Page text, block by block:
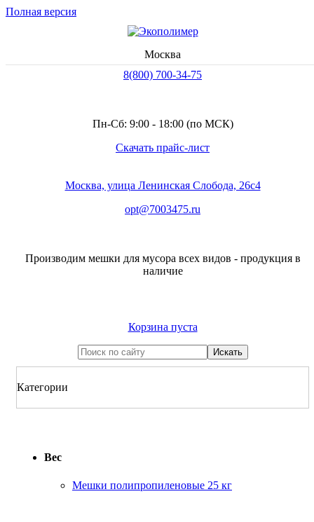
Полная версия
Заказать звонок
8(800) 700-34-75
Пн-Сб: 9:00 - 18:00 (по МСК)
Скачать прайс-лист
Москва, улица Ленинская Слобода, 26с4
opt@7003475.ru
Производим мешки для мусора всех видов - продукция в
наличие
Москва
Корзина пуста
Категории
Вес
Мешки полипропиленовые 25 кг